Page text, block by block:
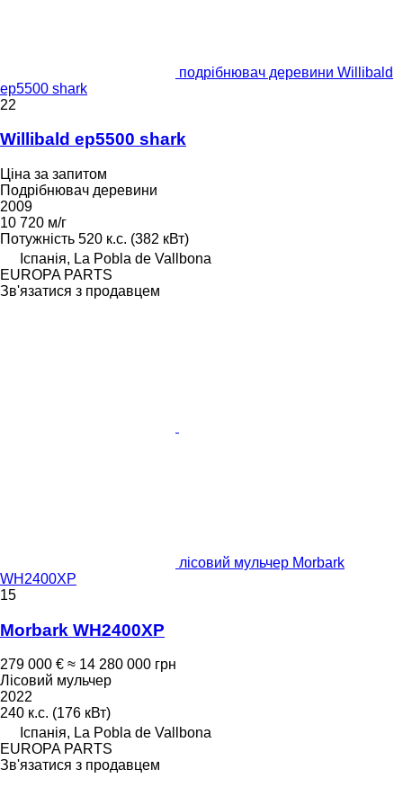
подрібнювач деревини Willibald
ep5500 shark
22
Willibald ep5500 shark
Ціна за запитом
Подрібнювач деревини
2009
10 720 м/г
Потужність 520 к.с. (382 кВт)
Іспанія, La Pobla de Vallbona
EUROPA PARTS
Зв'язатися з продавцем
лісовий мульчер Morbark
WH2400XP
15
Morbark WH2400XP
279 000 € ≈ 14 280 000 грн
Лісовий мульчер
2022
240 к.с. (176 кВт)
Іспанія, La Pobla de Vallbona
EUROPA PARTS
Зв'язатися з продавцем